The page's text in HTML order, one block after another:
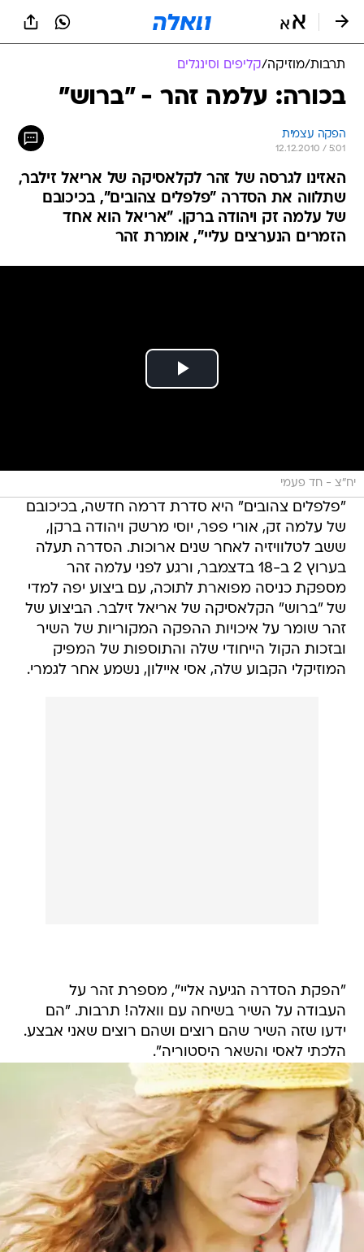
תרבות/מוזיקה/קליפים וסינגלים
בכורה: עלמה זהר - "ברוש"
הפקה עצמית
12.12.2010 / 5:01
האזינו לגרסה של זהר לקלאסיקה של אריאל זילבר,
שתלווה את הסדרה "פלפלים צהובים", בכיכובם
של עלמה זק ויהודה ברקן. "אריאל הוא אחד
הזמרים הנערצים עליי", אומרת זהר
יח"צ - חד פעמי
"פלפלים צהובים" היא סדרת דרמה חדשה, בכיכובם
של עלמה זק, אורי פפר, יוסי מרשק ויהודה ברקן,
ששב לטלוויזיה לאחר שנים ארוכות. הסדרה תעלה
בערוץ 2 ב-18 בדצמבר, ורגע לפני עלמה זהר
מספקת כניסה מפוארת לתוכה, עם ביצוע יפה למדי
של "ברוש" הקלאסיקה של אריאל זילבר. הביצוע של
זהר שומר על איכויות ההפקה המקוריות של השיר
ובזכות הקול הייחודי שלה והתוספות של המפיק
המוזיקלי הקבוע שלה, אסי איילון, נשמע אחר לגמרי.
"הפקת הסדרה הגיעה אליי", מספרת זהר על
העבודה על השיר בשיחה עם וואלה! תרבות. "הם
ידעו שזה השיר שהם רוצים ושהם רוצים שאני אבצע.
הלכתי לאסי והשאר היסטוריה".